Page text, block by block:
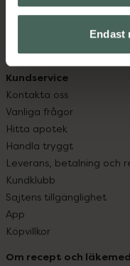
Endast
datorn. Oavsett vem
Kundservice
Kontakta oss
Vanliga frågor
Hitta apotek
Handla tryggt
Leverans, betalning och
Kundklubb
Sajtens tillgänglighet
App
Köpvillkor
Om recept och